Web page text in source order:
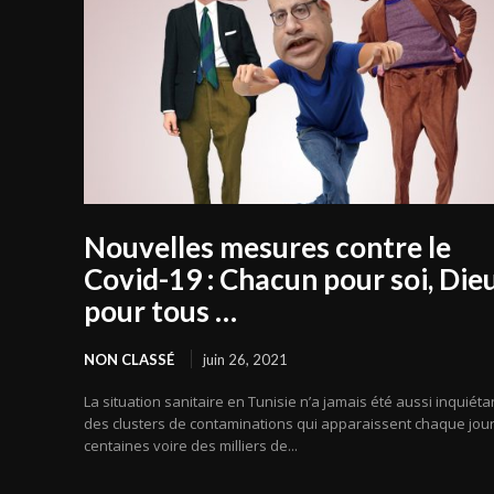
Nouvelles mesures contre le
Covid-19 : Chacun pour soi,
pour tous …
NON CLASSÉ juin 26, 2021
La situation sanitaire en Tunisie n’a jamais été aussi
des clusters de contaminations qui apparaissent chaque
centaines voire des milliers de...